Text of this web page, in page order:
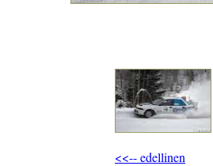
<<-- edellinen